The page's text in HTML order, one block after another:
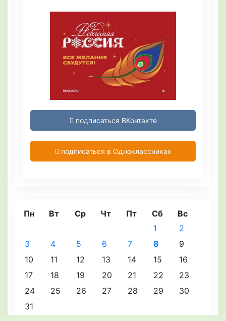
подписаться ВКонтакте
подписаться в Одноклассниках
Пн Вт Ср Чт Пт Сб Вс
1
2
3
4 5 6 7 8
9
10
11 12 13 14 15
16
17
18 19 20 21 22
23
24
25 26 27 28 29
30
31